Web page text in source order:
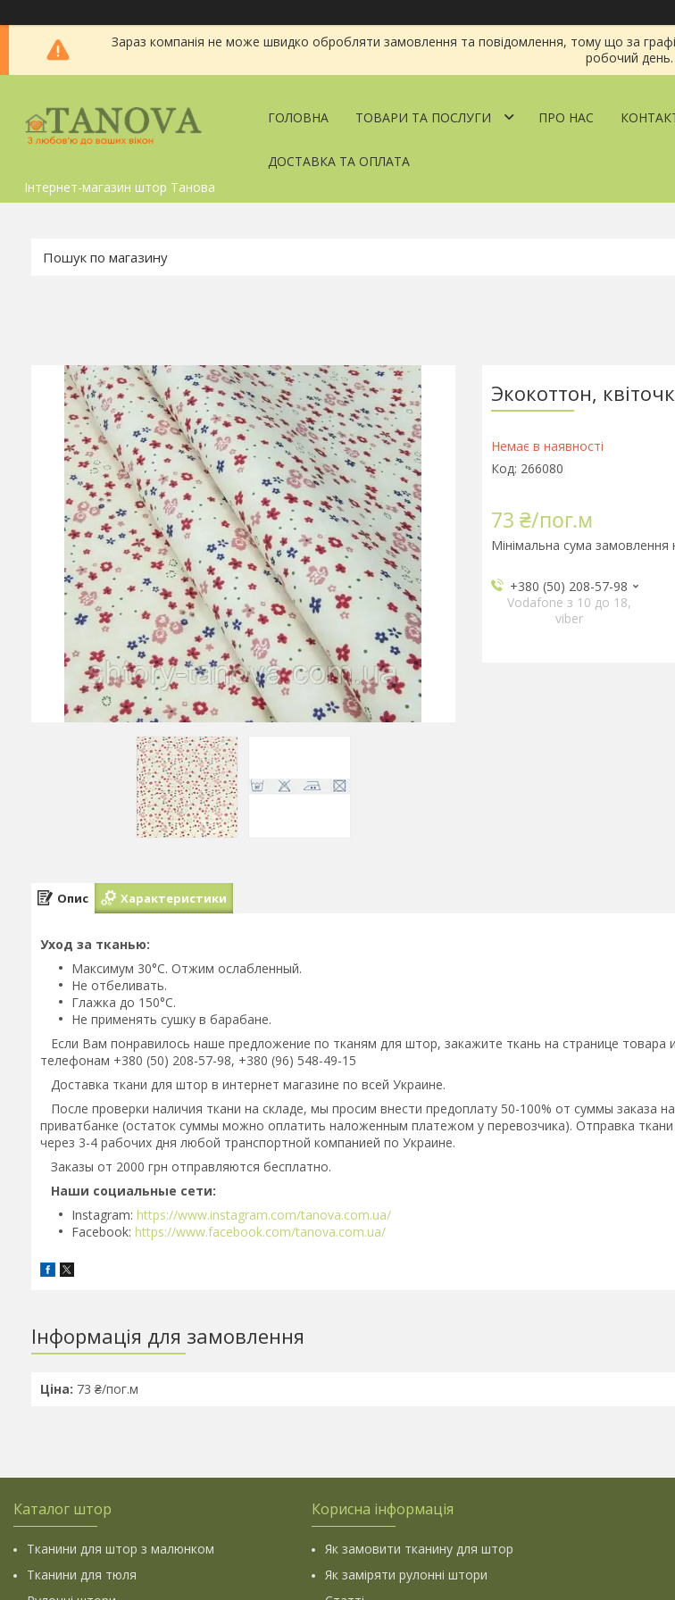
Зараз компанія не може швидко обробляти замовлення та повідомлення, тому що за
робочий день.
Інтернет-магазин штор Танова
ГОЛОВНА ТОВАРИ ТА ПОСЛУГИ ПРО НАС
ДОСТАВКА ТА ОПЛАТА
Экокоттон,
Немає в наявності
Код: 266080
73 ₴/пог.м
Мінімальна сума замовлення
+380 (50) 208-57-98
Vodafone з 10 до 18,
viber
Опис Характеристики
Уход за тканью:
Максимум 30°C. Отжим ослабленный.
Не отбеливать.
Глажка до 150°C.
Не применять сушку в барабане.
Если Вам понравилось наше предложение по тканям для штор, закажите ткань на странице товара
телефонам +380 (50) 208-57-98, +380 (96) 548-49-15
Доставка ткани для штор в интернет магазине по всей Украине.
После проверки наличия ткани на складе, мы просим внести предоплату 50-100% от суммы заказа
приватбанке (остаток суммы можно оплатить наложенным платежом у перевозчика). Отправка
через 3-4 рабочих дня любой транспортной компанией по Украине.
Заказы от 2000 грн отправляются бесплатно.
Наши социальные сети:
Instagram: https://www.instagram.com/tanova.com.ua/
Facebook: https://www.facebook.com/tanova.com.ua/
Інформація для замовлення
Ціна: 73 ₴/пог.м
Каталог штор
Тканини для штор з малюнком
Тканини для тюля
Корисна інформація
Як замовити тканину для штор
Як заміряти рулонні штори